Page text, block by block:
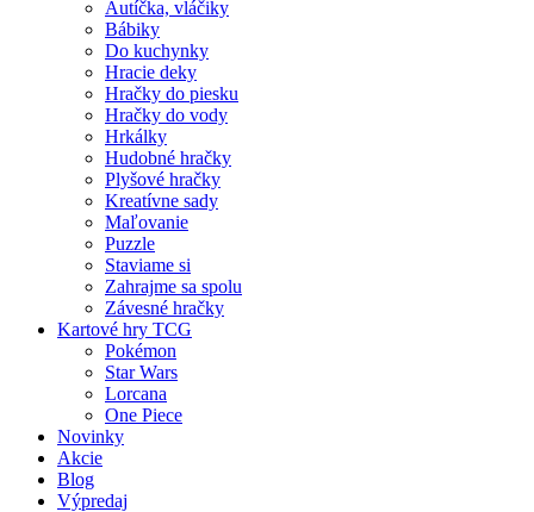
Autíčka, vláčiky
Bábiky
Do kuchynky
Hracie deky
Hračky do piesku
Hračky do vody
Hrkálky
Hudobné hračky
Plyšové hračky
Kreatívne sady
Maľovanie
Puzzle
Staviame si
Zahrajme sa spolu
Závesné hračky
Kartové hry TCG
Pokémon
Star Wars
Lorcana
One Piece
Novinky
Akcie
Blog
Výpredaj